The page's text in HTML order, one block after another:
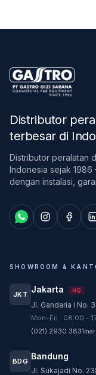
Distributor
terbesar di
Distributor peralatan
Indonesia sejak
dengan instalasi,
SHOWROOM &
JKT Jakarta HQ
Jl. Gandaria I No.
Mon–Fri · 08:00 –
(021) 2930 3831
BDG Bandung
Jl. Sukajadi No.
Tim